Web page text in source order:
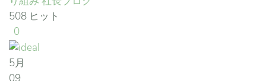
508 ヒット
0
5月